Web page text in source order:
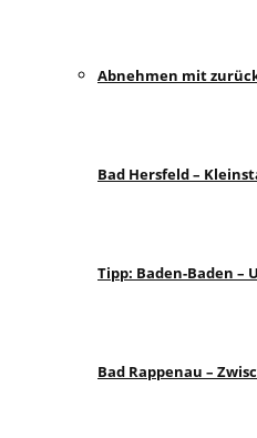
Abnehmen mit
Bad Hersfeld –
Tipp: Baden-Baden –
Bad Rappenau –